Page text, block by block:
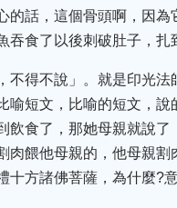
的話，這個骨頭啊，因
吞食了以後刺破肚子，
不得不說」。就是印光
喻短文，比喻的短文，
飲食了，那她母親就說
肉餵他母親的，他母親
十方諸佛菩薩，為什麼?